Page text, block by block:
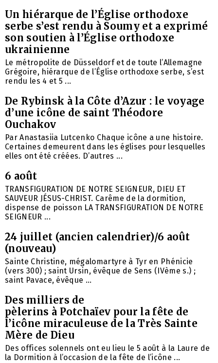
Un hiérarque de l’Église orthodoxe
serbe s’est rendu à Soumy et a exprimé
son soutien à l’Église orthodoxe
ukrainienne
Le métropolite de Düsseldorf et de toute l’Allemagne
Grégoire, hiérarque de l’Église orthodoxe serbe, s’est
rendu les 4 et 5 ...
De Rybinsk à la Côte d’Azur : le voyage
d’une icône de saint Théodore
Ouchakov
Par Anastasiia Lutcenko Chaque icône a une histoire.
Certaines demeurent dans les églises pour lesquelles
elles ont été créées. D’autres ...
6 août
TRANSFIGURATION DE NOTRE SEIGNEUR, DIEU ET
SAUVEUR JÉSUS-CHRIST. Carême de la dormition,
dispense de poisson LA TRANSFIGURATION DE NOTRE
SEIGNEUR ...
24 juillet (ancien calendrier)/6 août
(nouveau)
Sainte Christine, mégalomartyre à Tyr en Phénicie
(vers 300) ; saint Ursin, évêque de Sens (IVème s.) ;
saint Pavace, évêque ...
Des milliers de
pèlerins à Potchaïev pour la fête de
l’icône miraculeuse de la Très Sainte
Mère de Dieu
Des offices solennels ont eu lieu le 5 août à la Laure de
la Dormition à l’occasion de la fête de l’icône ...